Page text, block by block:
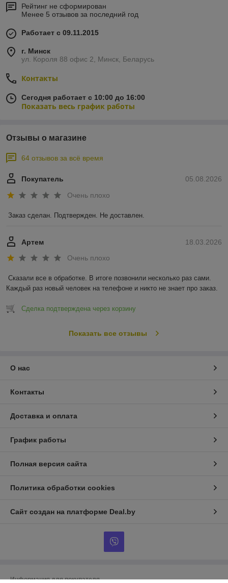
Рейтинг не сформирован
Менее 5 отзывов за последний год
Работает с 09.11.2015
г. Минск
ул. Короля 88 офис 2, Минск, Беларусь
Контакты
Сегодня работает с 10:00 до 16:00
Показать весь график работы
Отзывы о магазине
64 отзывов за всё время
05.08.2026
Покупатель
Очень плохо
Заказ сделан. Подтвержден. Не доставлен.
18.03.2026
Артем
Очень плохо
Сказали все в обработке. В итоге позвонили несколько раз сами.
Каждый раз новый человек на телефоне и никто не знает про заказ.
Сделка подтверждена через корзину
Показать все отзывы
О нас
Контакты
Доставка и оплата
График работы
Полная версия сайта
Политика обработки cookies
Сайт создан на платформе Deal.by
Информация для покупателя